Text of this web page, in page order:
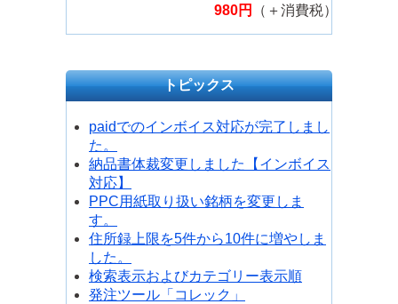
980円
（＋消費税）
トピックス
paidでのインボイス対応が完了しまし
た。
納品書体裁変更しました【インボイス
対応】
PPC用紙取り扱い銘柄を変更しま
す。
住所録上限を5件から10件に増やしま
した。
検索表示およびカテゴリー表示順
発注ツール「コレック」